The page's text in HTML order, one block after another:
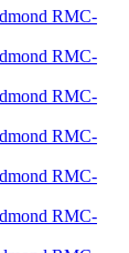
RMC-
RMC-
RMC-
RMC-
RMC-
RMC-